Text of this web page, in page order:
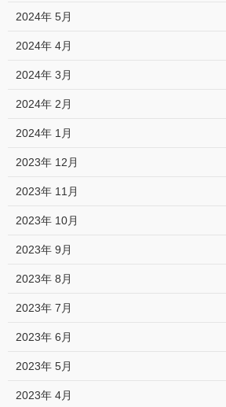
2024年 5月
2024年 4月
2024年 3月
2024年 2月
2024年 1月
2023年 12月
2023年 11月
2023年 10月
2023年 9月
2023年 8月
2023年 7月
2023年 6月
2023年 5月
2023年 4月